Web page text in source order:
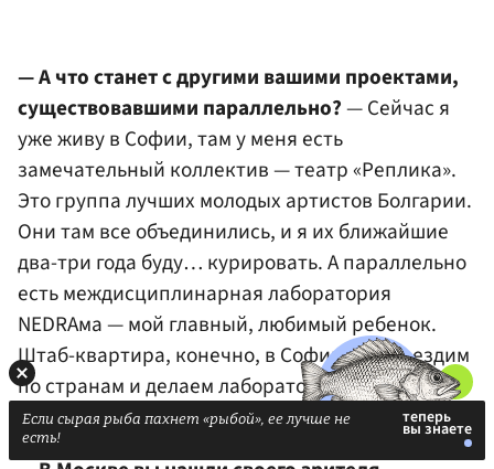
— А что станет с другими вашими проектами,
существовавшими параллельно?— Сейчас я
уже живу в Софии, там у меня есть
замечательный коллектив — театр «Реплика».
Это группа лучших молодых артистов Болгарии.
Они там все объединились, и я их ближайшие
два-три года буду… курировать. А параллельно
есть междисциплинарная лаборатория
NEDRAма — мой главный, любимый ребенок.
Штаб-квартира, конечно, в Софии, но мы ездим
по странам и делаем лаборатории, из которых
развиваются спектакли и другие проекты.
Если сырая рыба пахнет «рыбой», ее лучше не
есть!